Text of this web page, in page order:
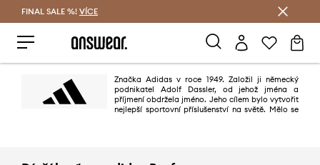
FINAL SALE %! VÍCE
Značka Adidas v roce 1949. Založil ji německý
podnikatel Adolf Dassler, od jehož jména a
příjmení obdržela jméno. Jeho cílem bylo vytvořit
nejlepší sportovní příslušenství na světě. Mělo se